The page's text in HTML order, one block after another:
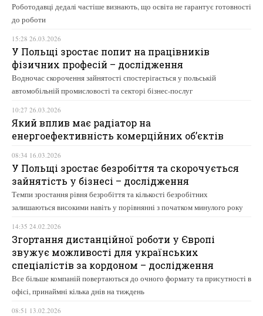
Роботодавці дедалі частіше визнають, що освіта не гарантує готовності
до роботи
15:28 26.03.2026
У Польщі зростає попит на працівників
фізичних професій – дослідження
Водночас скорочення зайнятості спостерігається у польській
автомобільній промисловості та секторі бізнес-послуг
10:27 26.03.2026
Який вплив має радіатор на
енергоефективність комерційних об’єктів
08:34 16.03.2026
У Польщі зростає безробіття та скорочується
зайнятість у бізнесі – дослідження
Темпи зростання рівня безробіття та кількості безробітних
залишаються високими навіть у порівнянні з початком минулого року
14:35 24.02.2026
Згортання дистанційної роботи у Європі
звужує можливості для українських
спеціалістів за кордоном – дослідження
Все більше компаній повертаються до очного формату та присутності в
офісі, принаймні кілька днів на тиждень
08:51 13.02.2026